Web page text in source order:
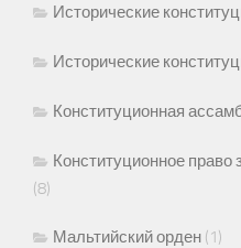
Исторические
Исторические
Конституционная
Конституционное
(8)
Мальтийский орден (1)